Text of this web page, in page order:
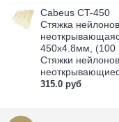
Cabeus CT-450
Стяжка
450x4.8мм, (100
Стяжки
315.0 руб